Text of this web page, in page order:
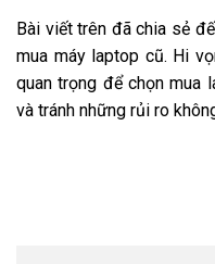
Bài viết trên đã chia sẻ
mua máy laptop cũ. Hi
quan trọng để chọn mua
và tránh những rủi ro